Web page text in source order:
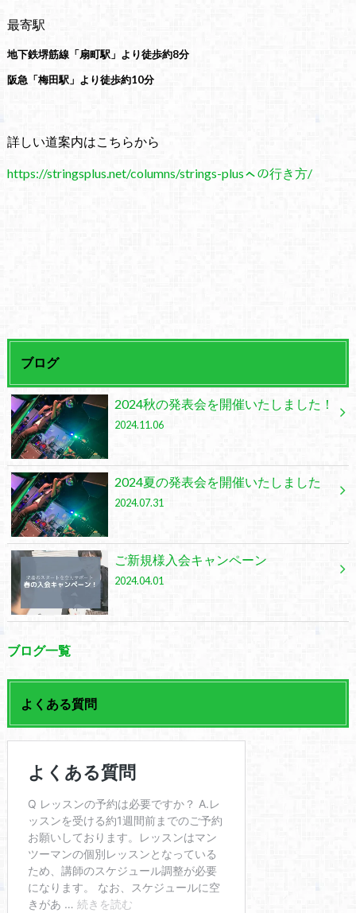
最寄駅
地下鉄堺筋線「扇町駅」より徒歩約8分
阪急「梅田駅」より徒歩約10分
詳しい道案内はこちらから
https://stringsplus.net/columns/strings-plusㇸの行き方/
ブログ
2024秋の発表会を開催いたしました！
2024.11.06
2024夏の発表会を開催いたしました
2024.07.31
ご新規様入会キャンペーン
2024.04.01
ブログ一覧
よくある質問